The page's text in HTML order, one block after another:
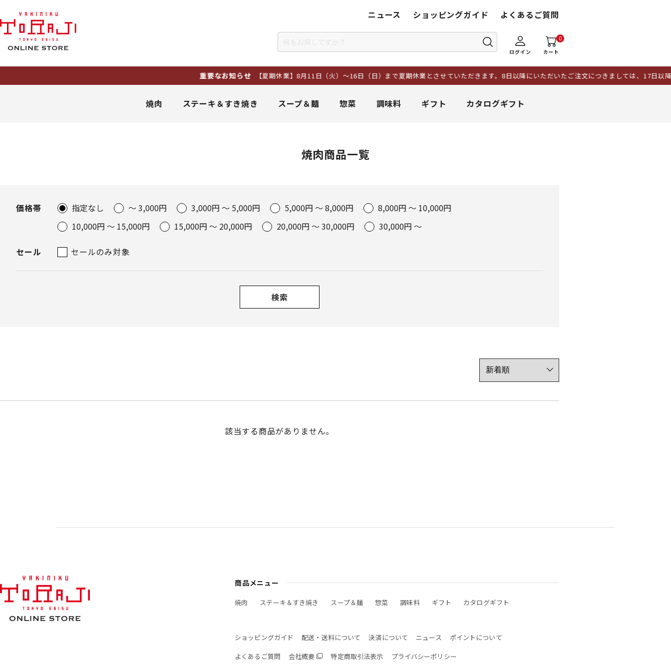
ニュース ショッピングガイド よくあるご質問
ログイン
0
カート
重要なお知らせ 【夏期休業】8月11日（火）～16日（日）まで夏期休業とさせていただきます。8日以降にいただいたご注文につきましては、17日以降
焼肉 ステーキ＆すき焼き スープ＆麺 惣菜 調味料 ギフト カタログギフト
焼肉商品一覧
価格帯 指定なし ～ 3,000円 3,000円 ～ 5,000円 5,000円 ～ 8,000円
8,000円 ～ 10,000円
10,000円 ～ 15,000円
15,000円 ～ 20,000円 20,000円 ～ 30,000円 30,000円 ～
セール セールのみ対象
検索
該当する商品がありません。
商品メニュー
焼肉 ステーキ＆すき焼き スープ＆麺 惣菜 調味料 ギフト カタログギフト
ショッピングガイド 配送・送料について 決済について ニュース
ポイントについて
よくあるご質問
会社概要 特定商取引法表示 プライバシーポリシー